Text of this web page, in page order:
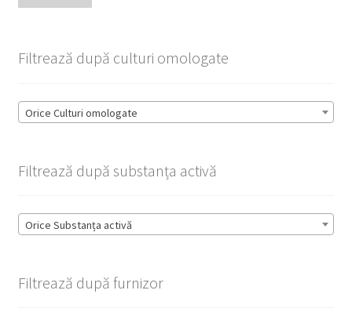
Filtrează după culturi omologate
Orice Culturi omologate
Filtrează după substanța activă
Orice Substanța activă
Filtrează după furnizor